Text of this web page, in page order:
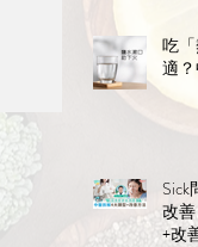
吃
適
Sick
改
+改